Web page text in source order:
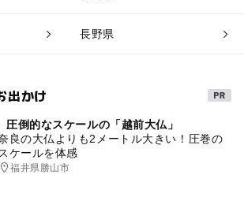
長野県
出かけ
倒的なスケールの「越前大仏」
良の大仏よりも2メートル大きい！圧巻の
スケールを体感
福井県勝山市